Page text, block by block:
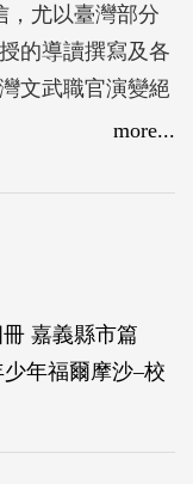
，尤以臺灣部分
的導讀撰寫及各
文武職官演變絕
more...
嘉義縣市篇
少年福爾摩沙–校